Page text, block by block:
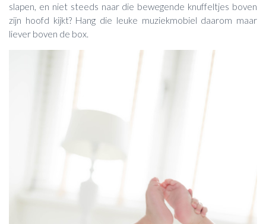
slapen, en niet steeds naar die bewegende knuffeltjes boven
zijn hoofd kijkt? Hang die leuke muziekmobiel daarom maar
liever boven de box.